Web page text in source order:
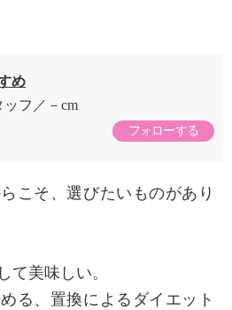
め
ッフ
－cm
フォローする
こそ、選びたいものがあり
て美味しい。
る、置換によるダイエット